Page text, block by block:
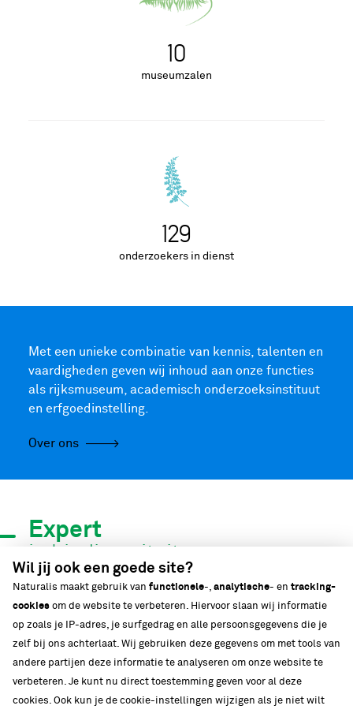
10
museumzalen
129
onderzoekers in dienst
Met een unieke combinatie van kennis, talenten en
vaardigheden geven wij inhoud aan onze functies
als rijksmuseum, academisch onderzoeksinstituut
en erfgoedinstelling.
Over ons
Expert
in biodiversiteit
Wil jij ook een goede site?
Naturalis maakt gebruik van functionele-, analytische- en tracking-
cookies om de website te verbeteren. Hiervoor slaan wij informatie
op zoals je IP-adres, je surfgedrag en alle persoonsgegevens die je
zelf bij ons achterlaat. Wij gebruiken deze gegevens om met tools van
andere partijen deze informatie te analyseren om onze website te
verbeteren. Je kunt nu direct toestemming geven voor al deze
cookies. Ook kun je de cookie-instellingen wijzigen als je niet wilt